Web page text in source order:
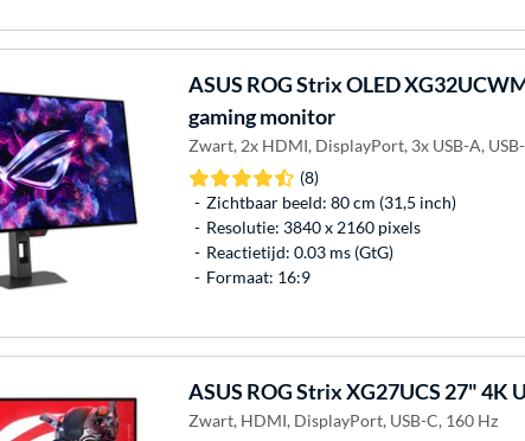
ASUS ROG Strix OLED
gaming monitor
Zwart, 2x HDMI, DisplayPort, 3x USB-A,
(8)
Zichtbaar beeld: 80 cm (31,5 inch)
Resolutie: 3840 x 2160 pixels
Reactietijd: 0.03 ms (GtG)
Formaat: 16:9
ASUS ROG Strix XG27UCS 27" 4K
Zwart, HDMI, DisplayPort, USB-C, 160 Hz